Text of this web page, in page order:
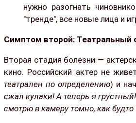
нужно разогнать
"тренде", все новые лица и
Симптом второй: Театральный
Вторая стадия болезни —
кино. Российский актер не
театрален по определению) и
сжал кулаки! А теперь я
смотрю в камеру томно, как